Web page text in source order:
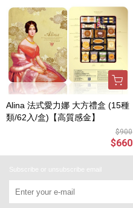
Alina 法式愛力娜 大方禮盒 (15種
類/62入/盒)【高質感金】
$900
$660
Subscribe or unsubscribe email